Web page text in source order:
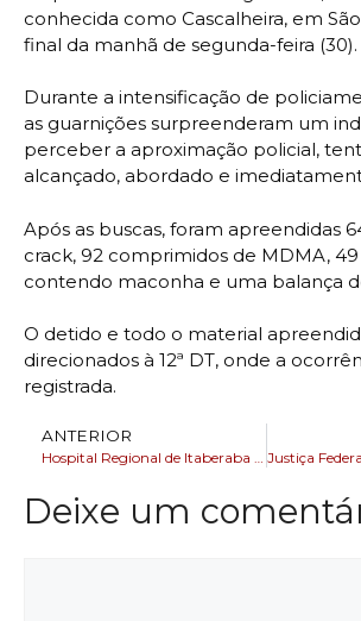
conhecida como Cascalheira, em
final da manhã de segunda-feira (30).
Durante a intensificação de
as guarnições surpreenderam um
perceber a aproximação policial,
alcançado, abordado e
Após as buscas, foram apreendidas
crack, 92 comprimidos de MDMA,
contendo maconha e uma balança
O detido e todo o material
direcionados à 12ª DT, onde a
registrada.
ANTERIOR
Hospital Regional de Itaberaba realiza mutirão de exames e triagem para cirurgias pediátrica e geral
Deixe um